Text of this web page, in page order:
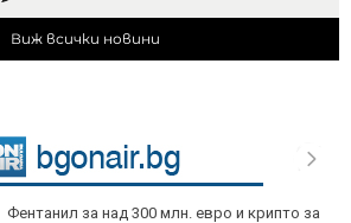
Виж всички новини
Фентанил за над 300 млн. евро и крипто за